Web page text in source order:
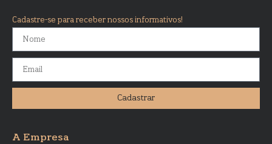
Cadastre-se para receber nossos informativos!
Cadastrar
A Empresa